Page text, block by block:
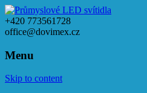
+420 773561728
office@dovimex.cz
Menu
Skip to content